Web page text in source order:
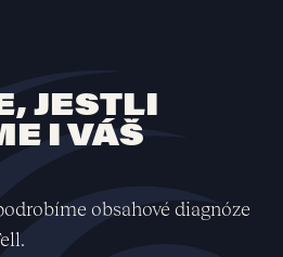
JESTLI
I VÁŠ
obsahové diagnóze